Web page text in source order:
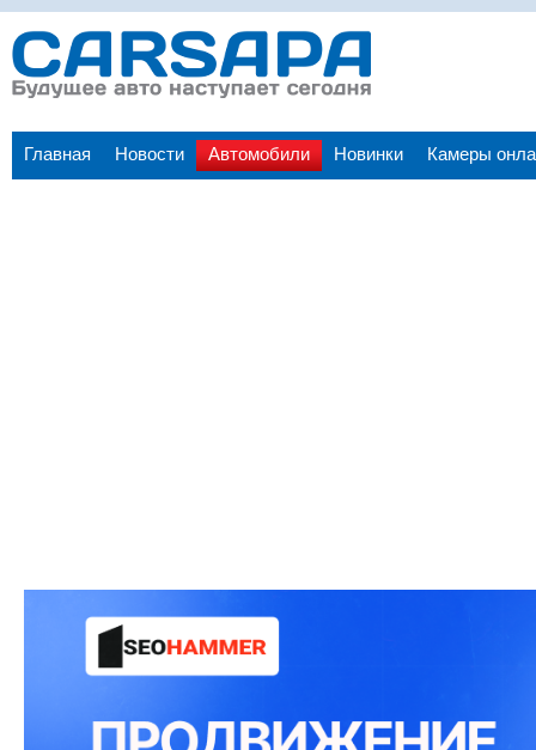
Главная Новости Автомобили Новинки Камеры